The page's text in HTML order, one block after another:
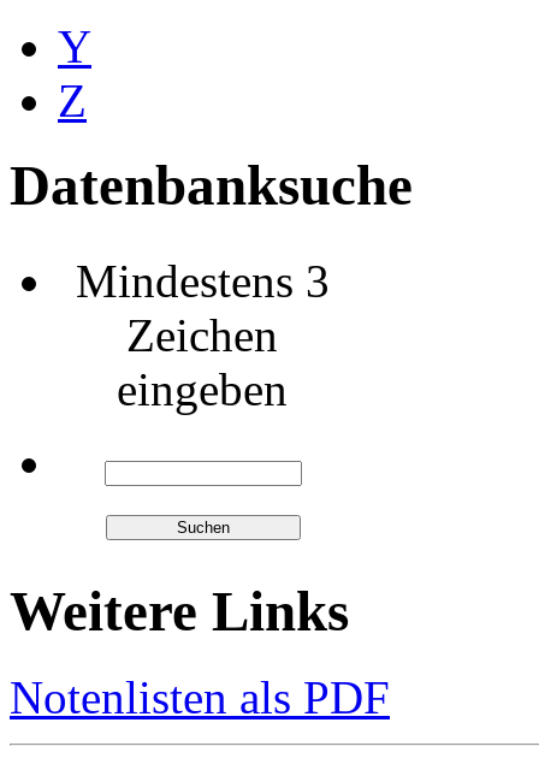
Y
Z
Datenbanksuche
Mindestens 3
Zeichen
eingeben
Weitere Links
Notenlisten als PDF